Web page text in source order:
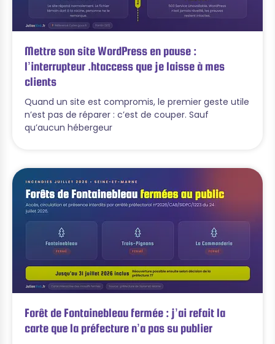
Mettre son site WordPress en pause :
l’interrupteur .htaccess que je laisse à mes
clients
Quand un site est compromis, le premier geste utile
n’est pas de réparer : c’est de couper. Sauf
qu’aucun hébergeur
Forêt de Fontainebleau fermée : j’ai refait la
carte que la préfecture n’a pas su publier